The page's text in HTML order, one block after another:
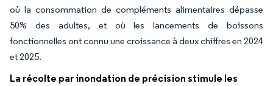
où la consommation de compléments alimentaires dépasse
50% des adultes, et où les lancements de boissons
fonctionnelles ont connu une croissance à deux chiffres en 2024
et 2025.
La récolte par inondation de précision stimule les